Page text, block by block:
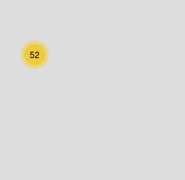
Niederösterreich
Oberösterreich
52